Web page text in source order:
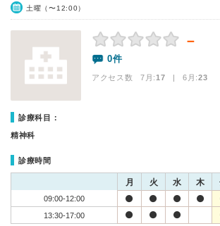
土曜（〜12:00）
－
0件
アクセス数 7月:17 | 6月:23
診療科目：
精神科
診療時間
月 火 水 木
09:00-12:00
13:30-17:00